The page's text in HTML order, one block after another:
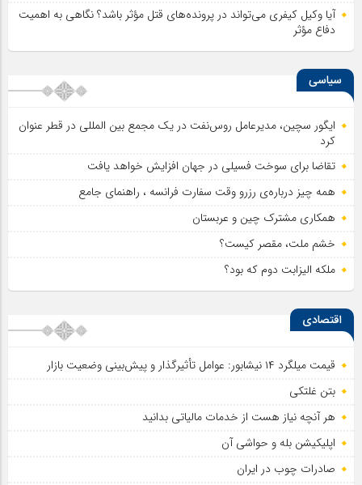
آیا وکیل کیفری می‌تواند در پرونده‌های قتل مؤثر باشد؟ نگاهی به اهمیت
دفاع مؤثر
سیاسی
ایگور سچین، مدیرعامل روس‌نفت در یک مجمع بین المللی در قطر عنوان
کرد
تقاضا برای سوخت فسیلی در جهان افزایش خواهد یافت
همه چیز درباره‌ی رزرو وقت سفارت فرانسه ، راهنمای جامع
همکاری مشترک چین و عربستان
خشم ملت، مقصر کیست؟
ملکه الیزابت دوم که بود؟
اقتصادی
قیمت میلگرد ۱۴ نیشابور: عوامل تأثیرگذار و پیش‌بینی وضعیت بازار
بتن غلتکی
هر آنچه نیاز هست از خدمات مالیاتی بدانید
اپلیکیشن بله و حواشی آن
صادرات چوب در ایران